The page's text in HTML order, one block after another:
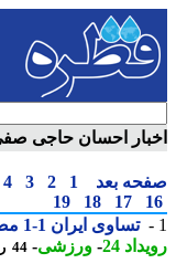
احسان حاجی صفی
بعد 1
2
3
4
5
17
18
19
تساوی ایران 1-1 مصر؛ بدشناسی VAR برای تیم ملی
24
-ورزشی-44 روز پیش - شنبه 6 تیر 1405، 09:12